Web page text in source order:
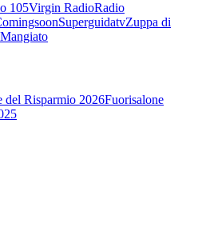
105Virgin RadioRadio
SuperguidatvZuppa di
del Risparmio 2026Fuorisalone